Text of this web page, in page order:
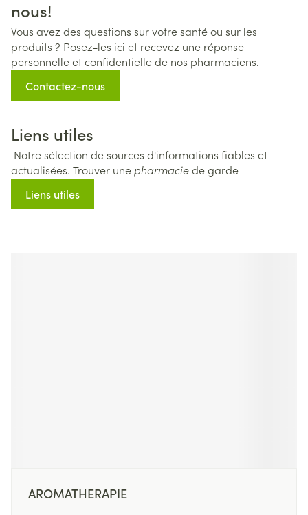
nous!
Vous avez des questions sur votre santé ou sur les
produits ? Posez-les ici et recevez une réponse
personnelle et confidentielle de nos pharmaciens.
Contactez-nous
Liens utiles
Notre sélection de sources d'informations fiables et
actualisées. Trouver unepharmaciede garde
Liens utiles
AROMATHERAPIE